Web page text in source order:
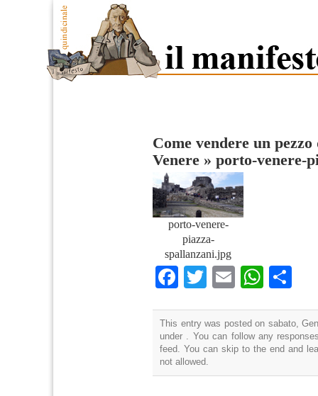
Come vendere un
Venere » porto-venere-
porto-venere-
piazza-
spallanzani.jpg
Facebook
TwitterEmail
This entry was posted on sabato,
under . You can follow any
feed. You can skip to the end and
not allowed.